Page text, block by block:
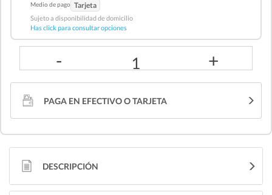
Medio de pago Tarjeta
Sujeto a disponibilidad de domicilio
Has click para consultar opciones
- 1 +
PAGA EN EFECTIVO O TARJETA
DESCRIPCIÓN